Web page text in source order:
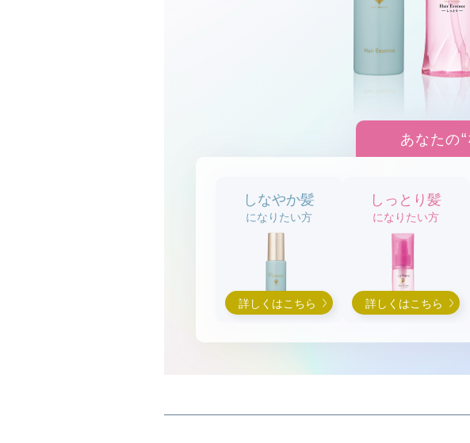
あなたの
しなやか髪
になりたい方
詳しくはこちら
しっとり髪
になりたい方
詳しくはこちら